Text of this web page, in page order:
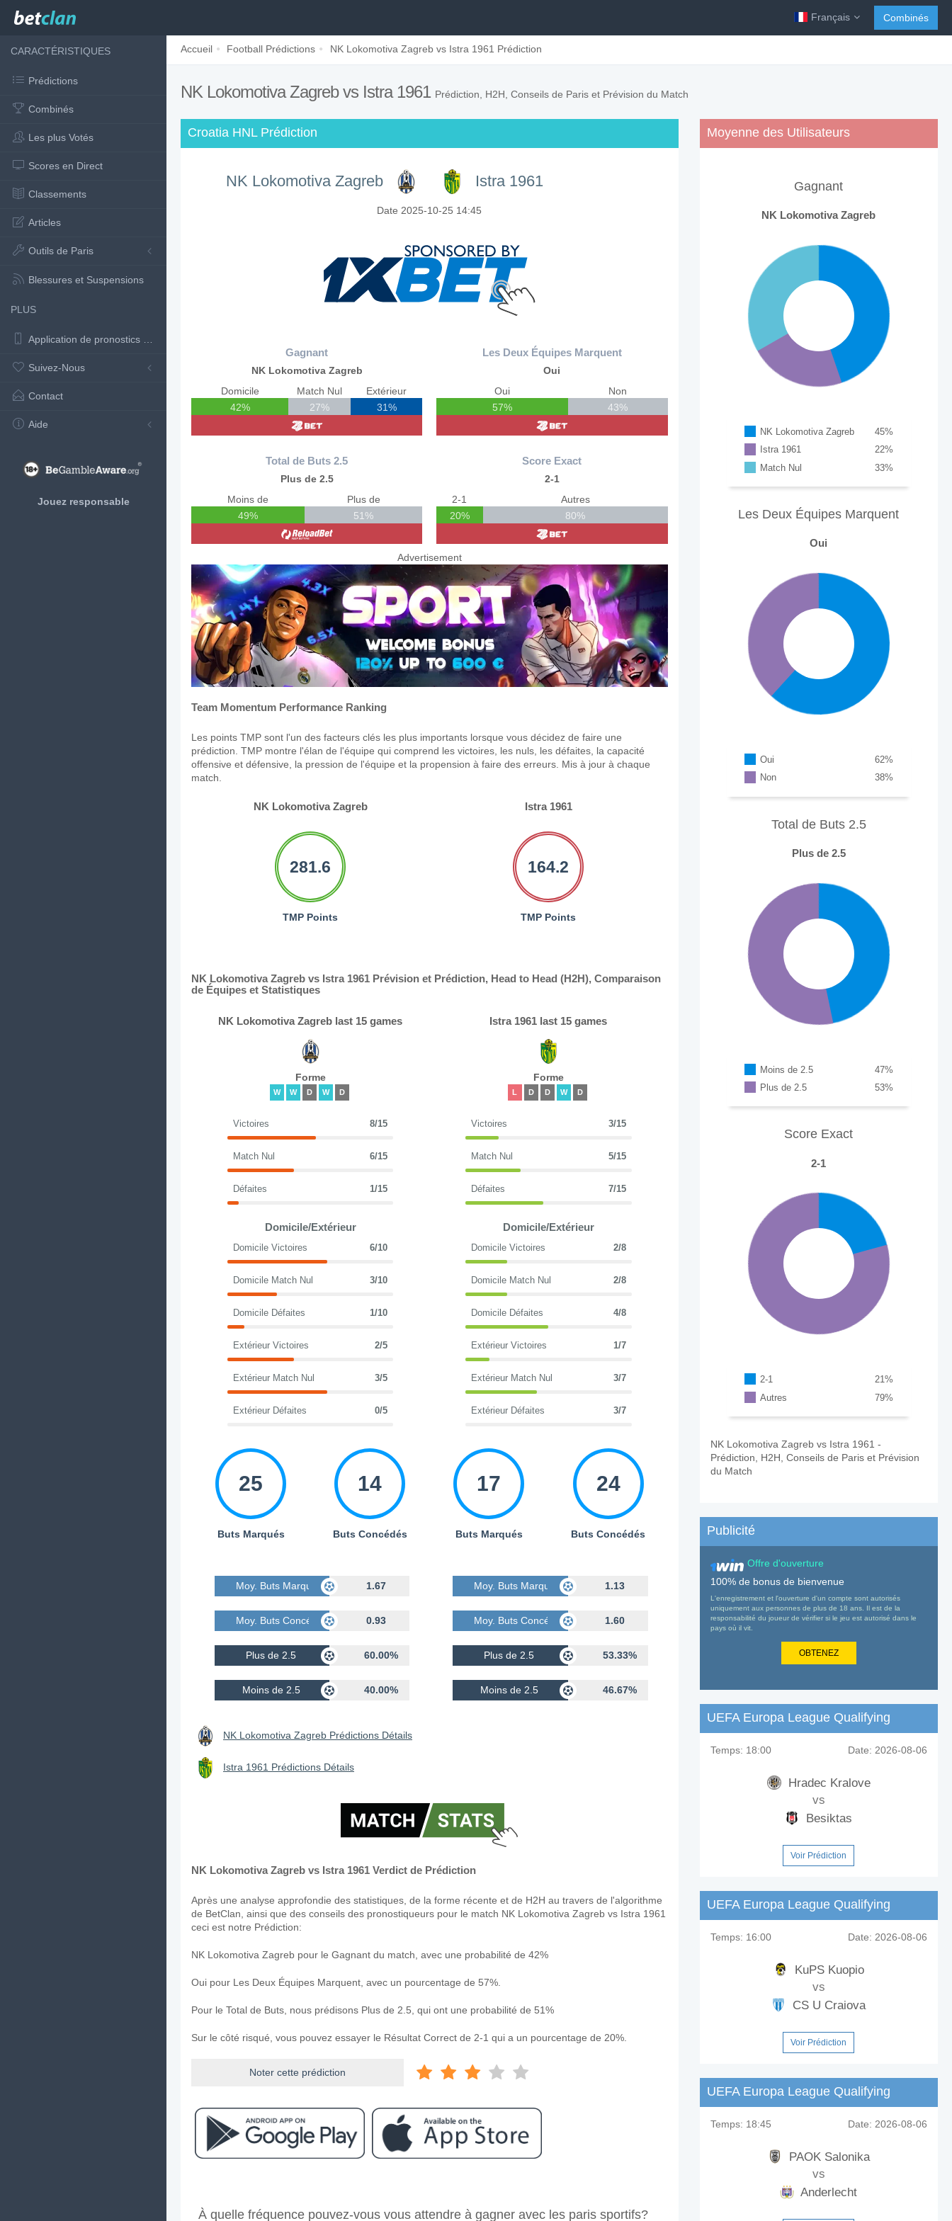
Français Combinés
CARACTÉRISTIQUES
Prédictions
Combinés
Les plus Votés
Scores en Direct
Classements
Articles
Outils de Paris
Blessures et Suspensions
PLUS
Application de pronostics de football
Suivez-Nous
Contact
Aide
Jouez responsable
Accueil Football Prédictions NK Lokomotiva Zagreb vs Istra 1961 Prédiction
NK Lokomotiva Zagreb vs Istra 1961 Prédiction, H2H, Conseils de Paris et Prévision du Match
Croatia HNL Prédiction
NK Lokomotiva Zagreb Istra 1961
Date 2025-10-25 14:45
Gagnant
NK Lokomotiva Zagreb
Domicile
42%
Match Nul
27%
Extérieur
31%
Total de Buts 2.5
Plus de 2.5
Moins de
49%
Plus de
51%
Les Deux Équipes Marquent
Oui
Oui
57%
Non
43%
Score Exact
2-1
2-1
20%
Autres
80%
Advertisement
Team Momentum Performance Ranking
Les points TMP sont l'un des facteurs clés les plus importants lorsque vous décidez de faire une
prédiction. TMP montre l'élan de l'équipe qui comprend les victoires, les nuls, les défaites, la capacité
offensive et défensive, la pression de l'équipe et la propension à faire des erreurs. Mis à jour à chaque
match.
NK Lokomotiva Zagreb Istra 1961
281.6
TMP Points
164.2
TMP Points
NK Lokomotiva Zagreb vs Istra 1961 Prévision et Prédiction, Head to Head (H2H), Comparaison
de Équipes et Statistiques
NK Lokomotiva Zagreb last 15 games
Forme
W W D W D
Victoires 8/15
Match Nul 6/15
Défaites 1/15
Domicile/Extérieur
Domicile Victoires 6/10
Domicile Match Nul 3/10
Domicile Défaites 1/10
Extérieur Victoires 2/5
Extérieur Match Nul 3/5
Extérieur Défaites 0/5
25
Buts Marqués
14
Buts Concédés
Moy. Buts Marqués 1.67
Moy. Buts Concédés 0.93
Plus de 2.5 60.00%
Moins de 2.5 40.00%
Istra 1961 last 15 games
Forme
L D D W D
Victoires 3/15
Match Nul 5/15
Défaites 7/15
Domicile/Extérieur
Domicile Victoires 2/8
Domicile Match Nul 2/8
Domicile Défaites 4/8
Extérieur Victoires 1/7
Extérieur Match Nul 3/7
Extérieur Défaites 3/7
17
Buts Marqués
24
Buts Concédés
Moy. Buts Marqués 1.13
Moy. Buts Concédés 1.60
Plus de 2.5 53.33%
Moins de 2.5 46.67%
NK Lokomotiva Zagreb Prédictions Détails
Istra 1961 Prédictions Détails
NK Lokomotiva Zagreb vs Istra 1961 Verdict de Prédiction
Après une analyse approfondie des statistiques, de la forme récente et de H2H au travers de l'algorithme
de BetClan, ainsi que des conseils des pronostiqueurs pour le match NK Lokomotiva Zagreb vs Istra 1961
ceci est notre Prédiction:
NK Lokomotiva Zagreb pour le Gagnant du match, avec une probabilité de 42%
Oui pour Les Deux Équipes Marquent, avec un pourcentage de 57%.
Pour le Total de Buts, nous prédisons Plus de 2.5, qui ont une probabilité de 51%
Sur le côté risqué, vous pouvez essayer le Résultat Correct de 2-1 qui a un pourcentage de 20%.
Noter cette prédiction
Le match entre NK Lokomotiva Zagreb v Istra 1961 25 October 2025 14:45.
À quelle fréquence pouvez-vous vous attendre à gagner avec les paris sportifs?
Moyenne des Utilisateurs
Gagnant
NK Lokomotiva Zagreb
NK Lokomotiva Zagreb %
45
Istra 1961
%
22
Match Nul
%
33
Les Deux Équipes Marquent
Oui
Oui %
62
Non
%
38
Total de Buts 2.5
Plus de 2.5
Moins de 2.5 %
47
Plus de 2.5
%
53
Score Exact
2-1
2-1 %
21
Autres
%
79
NK Lokomotiva Zagreb vs Istra 1961 -
Prédiction, H2H, Conseils de Paris et Prévision
du Match
Publicité
Offre d'ouverture
100% de bonus de bienvenue
L'enregistrement et l'ouverture d'un compte sont autorisés
uniquement aux personnes de plus de 18 ans. Il est de la
responsabilité du joueur de vérifier si le jeu est autorisé dans le
pays où il vit.
OBTENEZ
UEFA Europa League Qualifying
Temps: 18:00 Date: 2026-08-06
Hradec Kralove
vs
Besiktas
Voir Prédiction
UEFA Europa League Qualifying
Temps: 16:00 Date: 2026-08-06
KuPS Kuopio
vs
CS U Craiova
Voir Prédiction
UEFA Europa League Qualifying
Temps: 18:45 Date: 2026-08-06
PAOK Salonika
vs
Anderlecht